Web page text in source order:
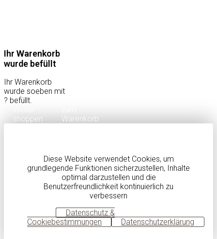
Ihr Warenkorb
wurde befüllt
Ihr Warenkorb
wurde soeben mit
? befüllt.
shoppen
Warenkorb
Diese Website verwendet Cookies, um
grundlegende Funktionen sicherzustellen, Inhalte
optimal darzustellen und die
Benutzerfreundlichkeit kontinuierlich zu
verbessern
Datenschutz &
Cookiebestimmungen
Datenschutzerklärung